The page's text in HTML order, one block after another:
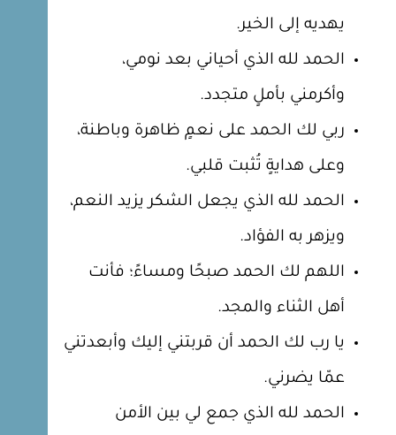
يهديه إلى الخير.
الحمد لله الذي أحياني بعد نومي،
وأكرمني بأملٍ متجدد.
ربي لك الحمد على نعمٍ ظاهرة وباطنة،
وعلى هدايةٍ تُثبت قلبي.
الحمد لله الذي يجعل الشكر يزيد النعم،
ويزهر به الفؤاد.
اللهم لك الحمد صبحًا ومساءً؛ فأنت
أهل الثناء والمجد.
يا رب لك الحمد أن قربتني إليك وأبعدتني
عمّا يضرني.
الحمد لله الذي جمع لي بين الأمن